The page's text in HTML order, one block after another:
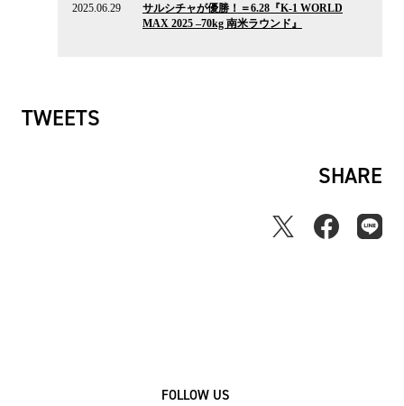
2025.06.29
サルシチャが優勝！＝6.28『K-1 WORLD
MAX 2025 –70kg 南米ラウンド』
TWEETS
SHARE
FOLLOW US